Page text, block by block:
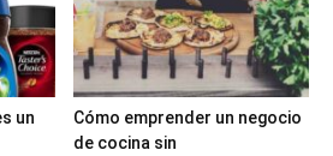
un
Cómo emprender un negocio
de cocina sin